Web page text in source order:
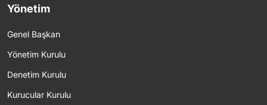
Yönetim
Genel Başkan
Yönetim Kurulu
Denetim Kurulu
Kurucular Kurulu